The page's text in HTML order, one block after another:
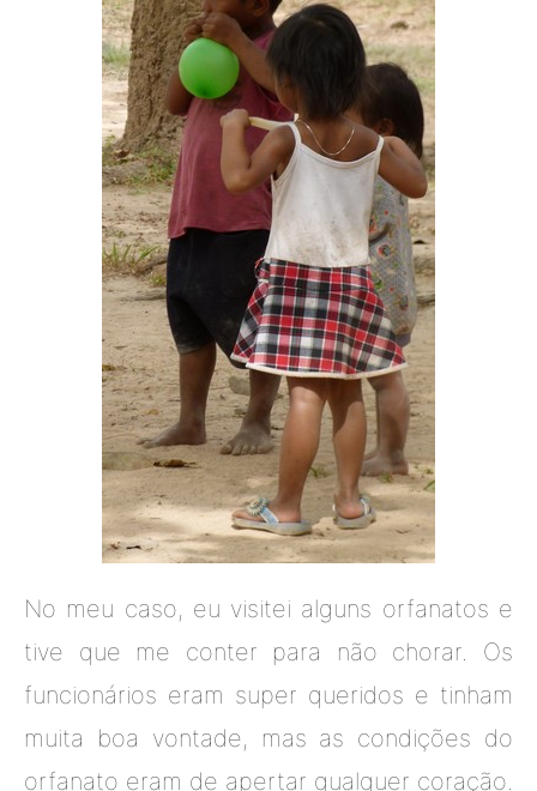
No meu caso, eu visitei alguns orfanatos e
tive que me conter para não chorar. Os
funcionários eram super queridos e tinham
muita boa vontade, mas as condições do
orfanato eram de apertar qualquer coração.